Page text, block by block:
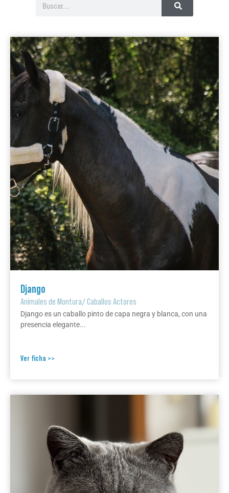
Django
Animales de Montura/Caballos Actores
Django es un caballo pinto de capa negra y blanca, con una
presencia elegante...
Ver ficha >>